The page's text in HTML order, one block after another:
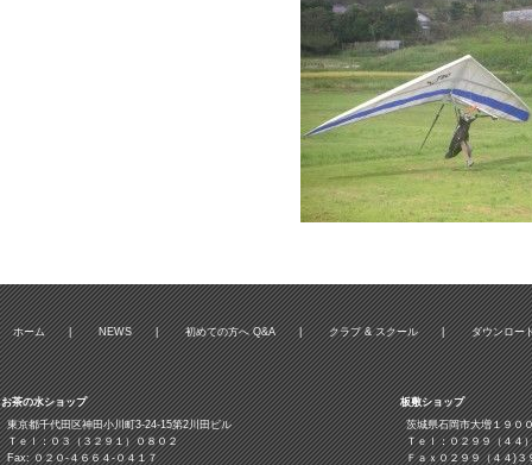
ホーム | NEWS | 初めての方へ Q&A | クラブ & スクール | ダウンロー
お茶の水ショップ
東京都千代田区神田小川町3‐24‐15第2川田ビル
Ｔｅｌ：０３（３２９１）０８０２
Fax: ０２０-４６６４-０４１７
板敷ショップ
茨城県石岡市大増１９０
Ｔｅｌ：０２９９（４４
Ｆａｘ０２９９（４４)３